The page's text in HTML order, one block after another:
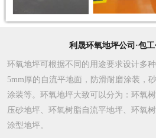
利晟环氧地坪公司·包
环氧地坪可根据不同的用途要求设计多
5mm厚的自流平地面，防滑耐磨涂装，
涂装等。环氧地坪大致可以分为：环氧
压砂地坪、环氧树脂自流平地坪、环氧
涂型地坪。